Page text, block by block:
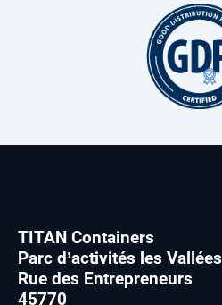
TITAN Containers
Parc d’activités les Vallées
Rue des Entrepreneurs
45770